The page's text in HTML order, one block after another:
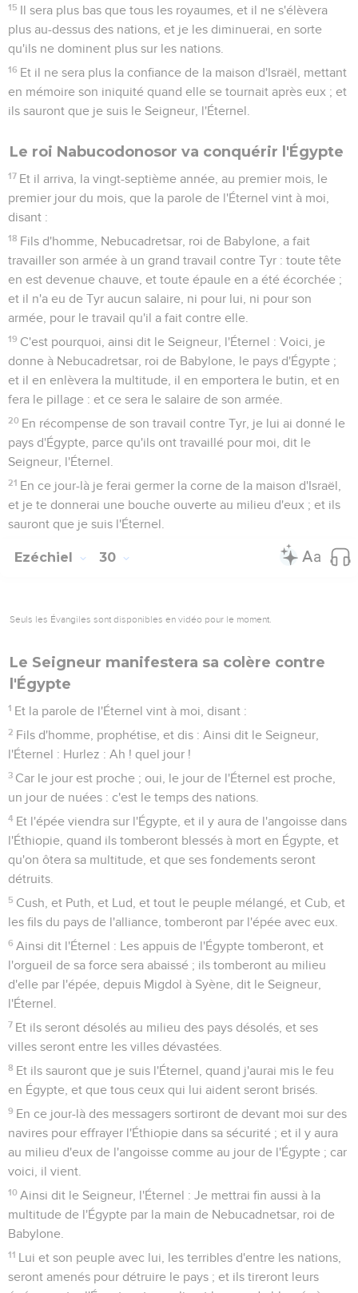
15 Il sera plus bas que tous les royaumes, et il ne s'élèvera
plus au-dessus des nations, et je les diminuerai, en sorte
qu'ils ne dominent plus sur les nations.
16 Et il ne sera plus la confiance de la maison d'Israël, mettant
en mémoire son iniquité quand elle se tournait après eux ; et
ils sauront que je suis le Seigneur, l'Éternel.
Le roi Nabucodonosor va conquérir l'Égypte
17 Et il arriva, la vingt-septième année, au premier mois, le
premier jour du mois, que la parole de l'Éternel vint à moi,
disant :
18 Fils d'homme, Nebucadretsar, roi de Babylone, a fait
travailler son armée à un grand travail contre Tyr : toute tête
en est devenue chauve, et toute épaule en a été écorchée ;
et il n'a eu de Tyr aucun salaire, ni pour lui, ni pour son
armée, pour le travail qu'il a fait contre elle.
19 C'est pourquoi, ainsi dit le Seigneur, l'Éternel : Voici, je
donne à Nebucadretsar, roi de Babylone, le pays d'Égypte ;
et il en enlèvera la multitude, il en emportera le butin, et en
fera le pillage : et ce sera le salaire de son armée.
20 En récompense de son travail contre Tyr, je lui ai donné le
pays d'Égypte, parce qu'ils ont travaillé pour moi, dit le
Seigneur, l'Éternel.
21 En ce jour-là je ferai germer la corne de la maison d'Israël,
et je te donnerai une bouche ouverte au milieu d'eux ; et ils
sauront que je suis l'Éternel.
Ezéchiel 30
Seuls les Évangiles sont disponibles en vidéo pour le moment.
Le Seigneur manifestera sa colère contre
l'Égypte
1 Et la parole de l'Éternel vint à moi, disant :
2 Fils d'homme, prophétise, et dis : Ainsi dit le Seigneur,
l'Éternel : Hurlez : Ah ! quel jour !
3 Car le jour est proche ; oui, le jour de l'Éternel est proche,
un jour de nuées : c'est le temps des nations.
4 Et l'épée viendra sur l'Égypte, et il y aura de l'angoisse dans
l'Éthiopie, quand ils tomberont blessés à mort en Égypte, et
qu'on ôtera sa multitude, et que ses fondements seront
détruits.
5 Cush, et Puth, et Lud, et tout le peuple mélangé, et Cub, et
les fils du pays de l'alliance, tomberont par l'épée avec eux.
6 Ainsi dit l'Éternel : Les appuis de l'Égypte tomberont, et
l'orgueil de sa force sera abaissé ; ils tomberont au milieu
d'elle par l'épée, depuis Migdol à Syène, dit le Seigneur,
l'Éternel.
7 Et ils seront désolés au milieu des pays désolés, et ses
villes seront entre les villes dévastées.
8 Et ils sauront que je suis l'Éternel, quand j'aurai mis le feu
en Égypte, et que tous ceux qui lui aident seront brisés.
9 En ce jour-là des messagers sortiront de devant moi sur des
navires pour effrayer l'Éthiopie dans sa sécurité ; et il y aura
au milieu d'eux de l'angoisse comme au jour de l'Égypte ; car
voici, il vient.
10 Ainsi dit le Seigneur, l'Éternel : Je mettrai fin aussi à la
multitude de l'Égypte par la main de Nebucadnetsar, roi de
Babylone.
11 Lui et son peuple avec lui, les terribles d'entre les nations,
seront amenés pour détruire le pays ; et ils tireront leurs